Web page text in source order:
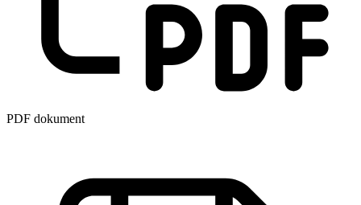
PDF dokument